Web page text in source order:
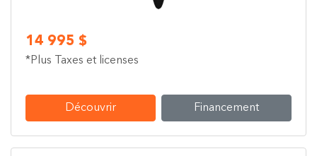
14 995 $
*Plus Taxes et licenses
Découvrir Financement